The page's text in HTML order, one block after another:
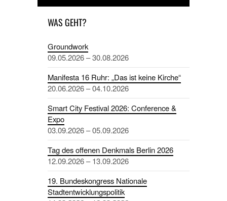
WAS GEHT?
Groundwork
09.05.2026 – 30.08.2026
Manifesta 16 Ruhr: „Das ist keine Kirche“
20.06.2026 – 04.10.2026
Smart City Festival 2026: Conference &
Expo
03.09.2026 – 05.09.2026
Tag des offenen Denkmals Berlin 2026
12.09.2026 – 13.09.2026
19. Bundeskongress Nationale
Stadtentwicklungspolitik